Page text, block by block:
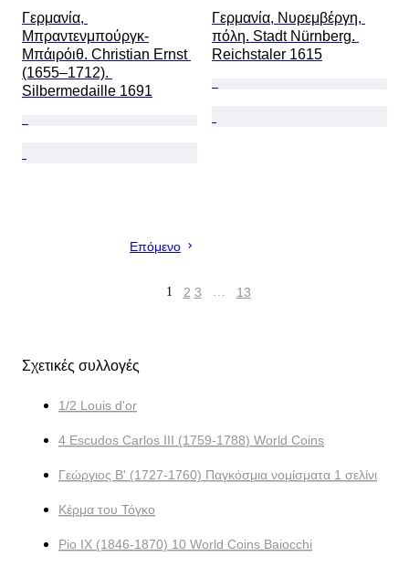
Γερμανία,
Μπραντενμπούργκ-
Μπάιρόιθ. Christian Ernst
(1655–1712).
Silbermedaille 1691
Γερμανία, Νυρεμβέργη,
πόλη. Stadt Nürnberg.
Reichstaler 1615
Επόμενο
1 2 3 … 13
Σχετικές συλλογές
1/2 Louis d'or
4 Escudos Carlos III (1759-1788) World Coins
Γεώργιος Β' (1727-1760) Παγκόσμια νομίσματα 1 σελίνι
Κέρμα του Τόγκο
Pio IX (1846-1870) 10 World Coins Baiocchi